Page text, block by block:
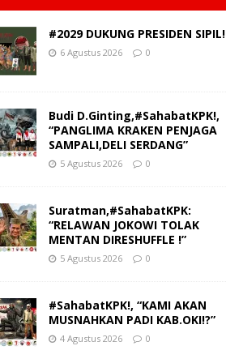
#2029 DUKUNG PRESIDEN SIPIL!
6 Agustus 2026 0
Budi D.Ginting,#SahabatKPK!,
“PANGLIMA KRAKEN PENJAGA
SAMPALI,DELI SERDANG”
5 Agustus 2026 0
Suratman,#SahabatKPK:
“RELAWAN JOKOWI TOLAK
MENTAN DIRESHUFFLE !”
5 Agustus 2026 0
#SahabatKPK!, “KAMI AKAN
MUSNAHKAN PADI KAB.OKI!?”
4 Agustus 2026 0